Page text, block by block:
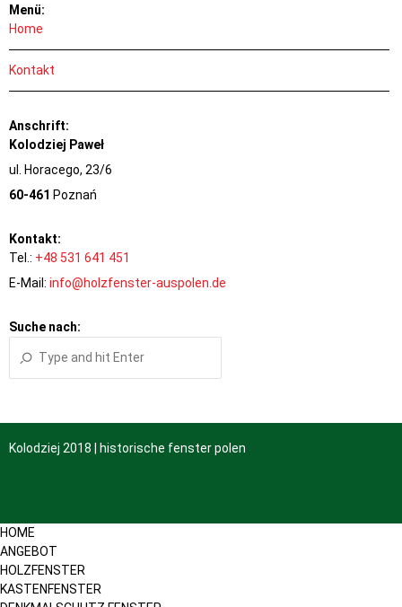
Menü:
Home
Kontakt
Anschrift:
Kolodziej Paweł
ul. Horacego, 23/6
60-461 Poznań
Kontakt:
Tel.: +48 531 641 451
E-Mail: info@holzfenster-auspolen.de
Suche nach:
Kolodziej 2018 | historische fenster polen
HOME
ANGEBOT
HOLZFENSTER
KASTENFENSTER